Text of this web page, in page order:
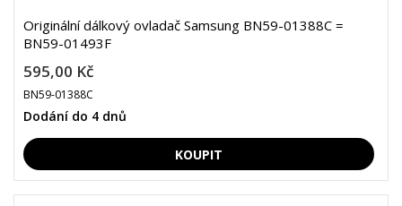
Originální dálkový ovladač Samsung BN59-01388C =
BN59-01493F
595,00 Kč
BN59-01388C
Dodání do 4 dnů